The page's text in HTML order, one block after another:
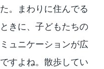
。まわりに住んでる
きに、子どもたちの
ュニケーションが広
すよね。散歩してい